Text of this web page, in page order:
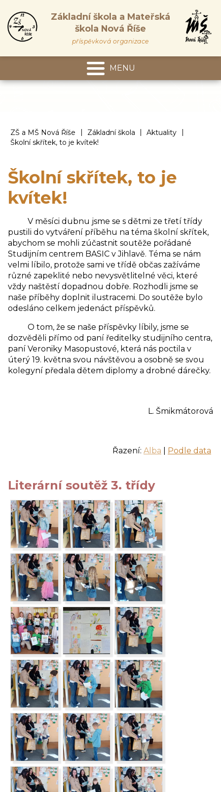
Základní škola a Mateřská
škola Nová Říše
příspěvková organizace
MENU
ZŠ a MŠ Nová Říše | Základní škola | Aktuality
|
Školní skřítek, to je kvítek!
Školní skřítek, to je
kvítek!
V měsíci dubnu jsme se s dětmi ze třetí třídy
pustili do vytváření příběhu na téma školní skřítek,
abychom se mohli zúčastnit soutěže pořádané
Studijním centrem BASIC v Jihlavě. Téma se nám
velmi líbilo, protože sami ve třídě občas zažíváme
různé zapeklité nebo nevysvětlitelné věci, které
vždy naštěstí dopadnou dobře. Rozhodli jsme se
naše příběhy doplnit ilustracemi. Do soutěže bylo
odesláno celkem jedenáct příspěvků.
O tom, že se naše příspěvky líbily, jsme se
dozvěděli přímo od paní ředitelky studijního centra,
paní Veroniky Masopustové, která nás poctila v
úterý 19. května svou návštěvou a osobně se svou
kolegyní předala dětem diplomy a drobné dárečky.
L. Šmikmátorová
Řazení: Alba Podle data
Literární soutěž 3. třídy